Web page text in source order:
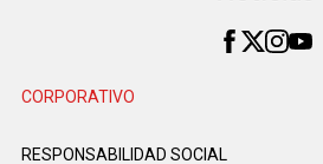
CORPORATIVO
RESPONSABILIDAD SOCIAL